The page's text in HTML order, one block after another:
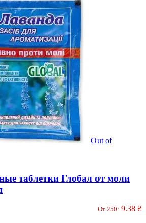
Out of
таблетки Глобал от моли
От 250: 9.38 ₴